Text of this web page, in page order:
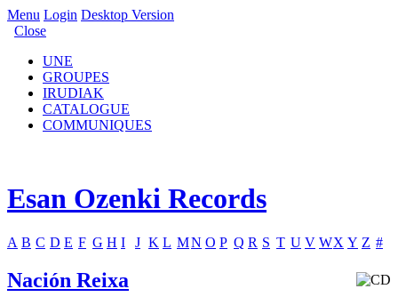
Menu Login Desktop Version
Close
UNE
GROUPES
IRUDIAK
CATALOGUE
COMMUNIQUES
Esan Ozenki Records
A B C D E F G H I J K L MN O P Q R S T U V WX Y Z #
Nación Reixa